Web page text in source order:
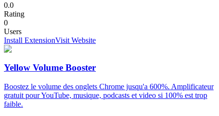
0.0
Rating
0
Users
Install ExtensionVisit Website
Yellow Volume Booster
Boostez le volume des onglets Chrome jusqu'a 600%. Amplificateur
gratuit pour YouTube, musique, podcasts et video si 100% est trop
faible.